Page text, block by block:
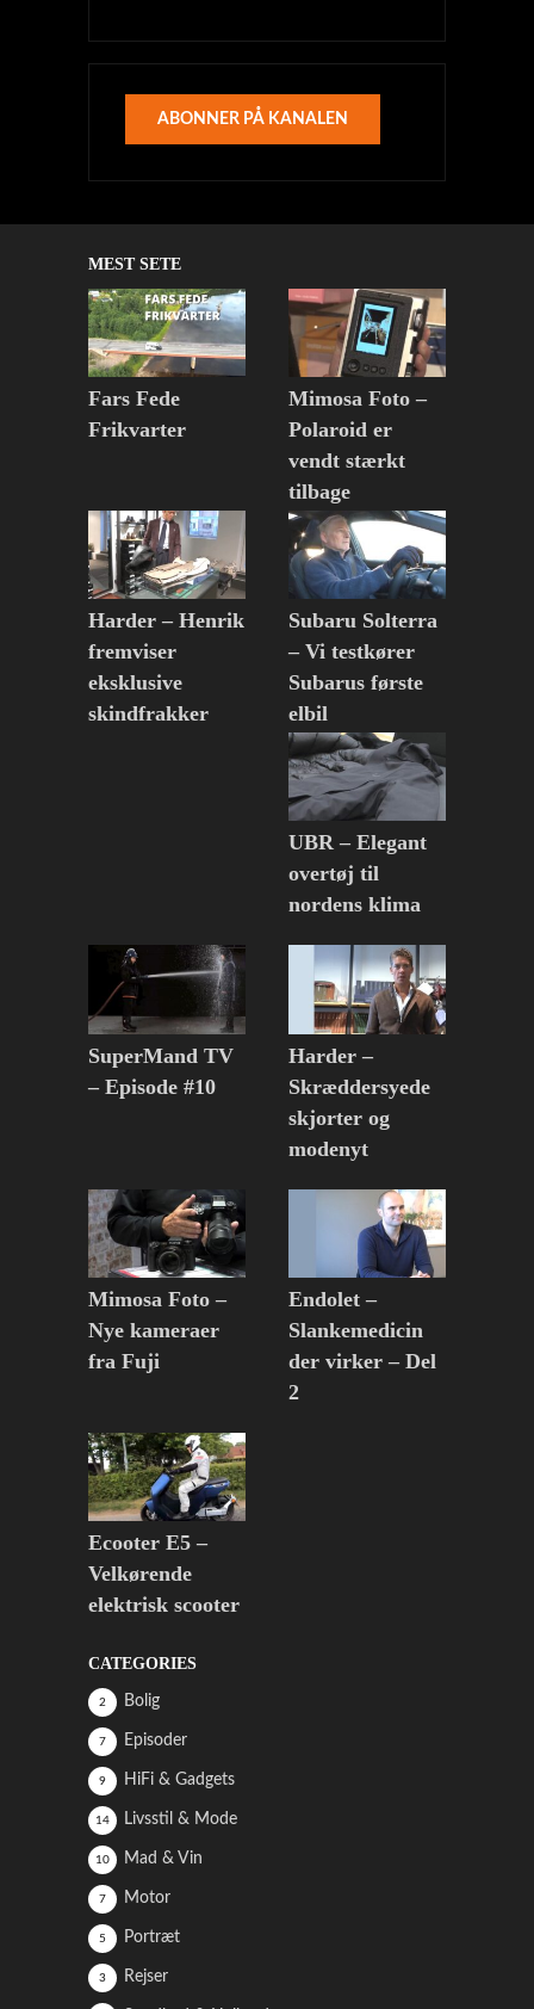
ABONNER PÅ KANALEN
MEST SETE
Fars Fede
Frikvarter
Mimosa Foto –
Polaroid er
vendt stærkt
tilbage
Harder – Henrik
fremviser
eksklusive
skindfrakker
Subaru Solterra
– Vi testkører
Subarus første
elbil
UBR – Elegant
overtøj til
nordens klima
SuperMand TV
– Episode #10
Harder –
Skræddersyede
skjorter og
modenyt
Mimosa Foto –
Nye kameraer
fra Fuji
Endolet –
Slankemedicin
der virker – Del
2
Ecooter E5 –
Velkørende
elektrisk scooter
CATEGORIES
Bolig
2
Episoder
7
HiFi & Gadgets
9
Livsstil & Mode
14
Mad & Vin
10
Motor
7
Portræt
5
Rejser
3